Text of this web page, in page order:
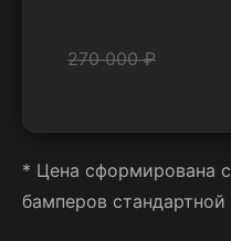
270 000 ₽
* Цена сформирована
бамперов